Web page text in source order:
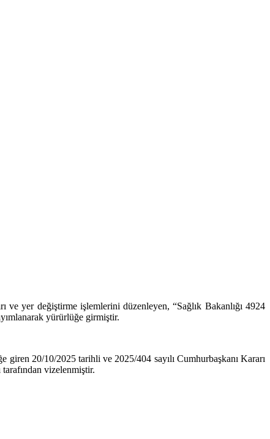
ve yer değiştirme işlemlerini düzenleyen, “Sağlık Bakanlığı 4924
yürürlüğe girmiştir.
giren 20/10/2025 tarihli ve 2025/404 sayılı Cumhurbaşkanı Kararı
vizelenmiştir.